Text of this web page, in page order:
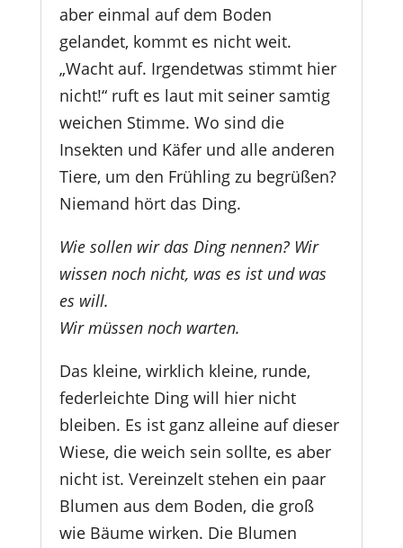
aber einmal auf dem Boden
gelandet, kommt es nicht weit.
„Wacht auf. Irgendetwas stimmt hier
nicht!“ ruft es laut mit seiner samtig
weichen Stimme. Wo sind die
Insekten und Käfer und alle anderen
Tiere, um den Frühling zu begrüßen?
Niemand hört das Ding.
Wie sollen wir das Ding nennen? Wir
wissen noch nicht, was es ist und was
es will.
Wir müssen noch warten.
Das kleine, wirklich kleine, runde,
federleichte Ding will hier nicht
bleiben. Es ist ganz alleine auf dieser
Wiese, die weich sein sollte, es aber
nicht ist. Vereinzelt stehen ein paar
Blumen aus dem Boden, die groß
wie Bäume wirken. Die Blumen